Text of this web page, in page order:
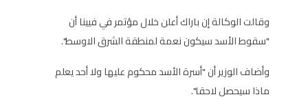
وقالت الوكالة إن باراك أعلن خلال مؤتمر في فيينا أن
"سقوط الأسد سيكون نعمة لمنطقة الشرق الاوسط".
وأضاف الوزير أن "أسرة الأسد محكوم عليها ولا أحد يعلم
ماذا سيحصل لاحقا".